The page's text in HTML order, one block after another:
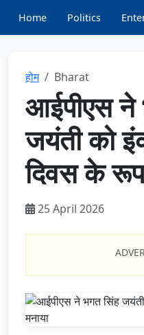
Home Politics
होम Bharat
आईपीएस ने
जयंती को
दिवस के रूप
25 April 2026